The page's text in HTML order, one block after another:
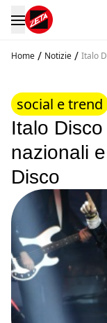
Home / Notizie / Italo
social e trend
Italo
nazionali
Disco